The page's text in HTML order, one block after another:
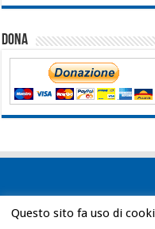
Dona
Powered by
Questo sito fa uso di